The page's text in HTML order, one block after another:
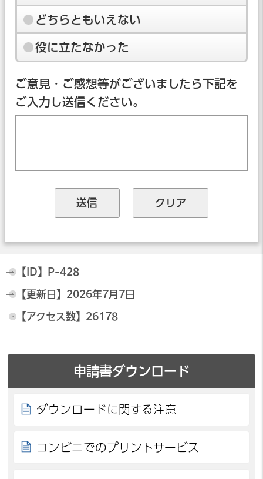
どちらともいえない
役に立たなかった
ご意見・ご感想等がございましたら下記を
ご入力し送信ください。
【ID】 P-428
【更新日】 2026年7月7日
【アクセス数】 26178
申請書ダウンロード
ダウンロードに関する注意
コンビニでのプリントサービス